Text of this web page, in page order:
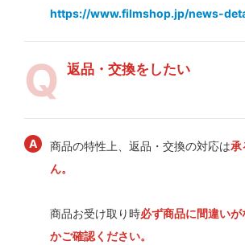
https://www.filmshop.jp/news-
返品・交換をしたい
商品の特性上、返品・交換の対応は承
ん。
商品お受け取り時必ず商品に間違い
かご確認ください。